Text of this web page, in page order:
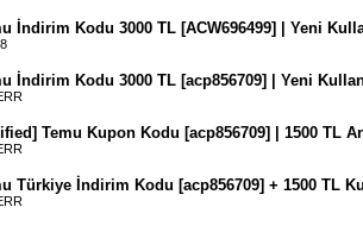
İndirim Kodu 3000 TL [ACW696499] | Yeni
İndirim Kodu 3000 TL [acp856709] | Yeni
Temu Kupon Kodu [acp856709] | 1500 TL
Türkiye İndirim Kodu [acp856709] + 1500 TL